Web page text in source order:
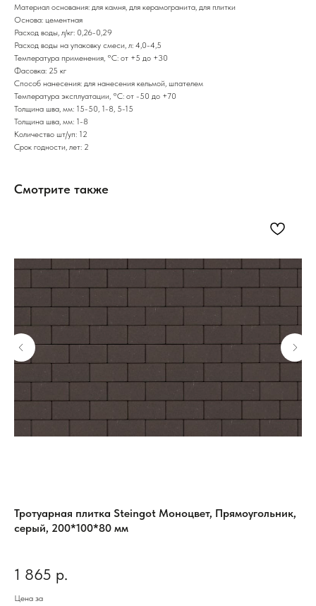
Материал основания: для камня, для керамогранита, для плитки
Основа: цементная
Расход воды, л/кг: 0,26-0,29
Расход воды на упаковку смеси, л: 4,0-4,5
Температура применения, °С: от +5 до +30
Фасовка: 25 кг
Способ нанесения: для нанесения кельмой, шпателем
Температура эксплуатации, °С: от -50 до +70
Толщина шва, мм: 15-50, 1-8, 5-15
Толщина шва, мм: 1-8
Количество шт/уп: 12
Срок годности, лет: 2
Смотрите также
Тротуарная плитка Steingot Моноцвет, Прямоугольник,
серый, 200*100*80 мм
1 865 р.
Цена за